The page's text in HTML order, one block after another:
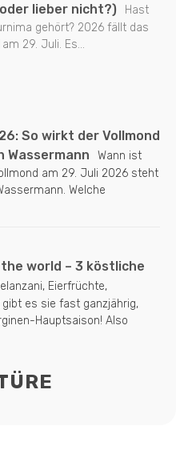
lieber nicht?)
Hast
gehört? 2026 fällt das
29. Juli. Es...
So wirkt der Vollmond
Wassermann
Wann ist
am 29. Juli 2026 steht
Welche
world – 3 köstliche
Eierfrüchte,
es sie fast ganzjährig,
Hauptsaison! Also